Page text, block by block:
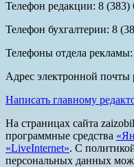
Телефон редакции: 8 (383)
Телефон бухгалтерии: 8
Телефоны отдела
Адрес электронной почты
Написать главному
На страницах сайта
программные средства
«LiveInternet». С
персональных данных